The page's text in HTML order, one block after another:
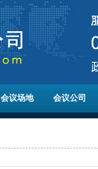
会议场地 会议公司